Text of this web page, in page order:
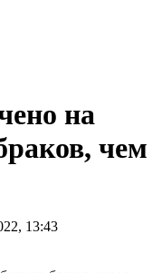
на
чем
13:43